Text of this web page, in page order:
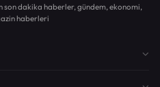
son dakika haberler, gündem, ekonomi,
haberleri